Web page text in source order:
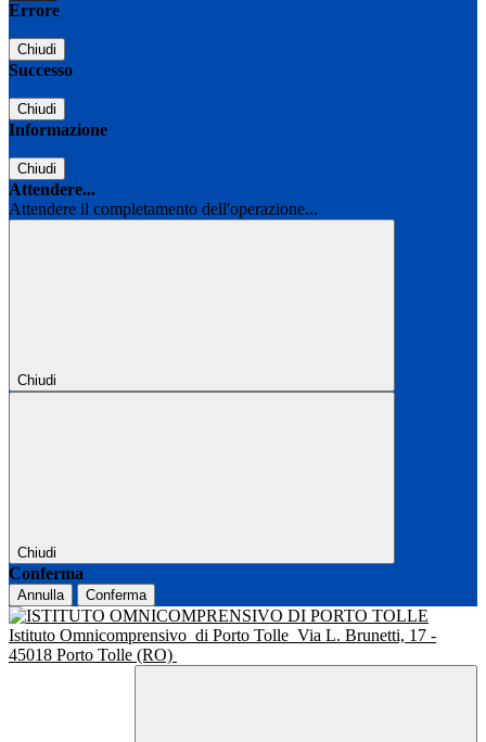
Errore
Chiudi
Successo
Chiudi
Informazione
Chiudi
Attendere...
Attendere il completamento dell'operazione...
Chiudi
Chiudi
Conferma
Annulla Conferma
Istituto Omnicomprensivo di Porto Tolle Via L. Brunetti, 17 -
45018 Porto Tolle (RO)